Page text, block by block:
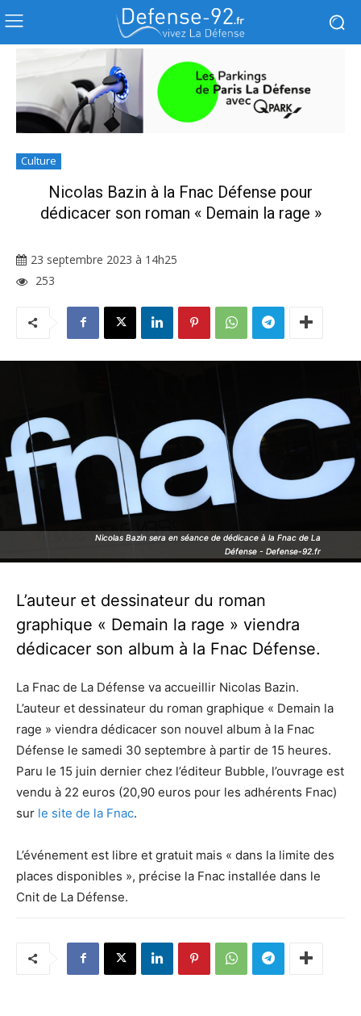
Culture
Nicolas Bazin à la Fnac Défense pour
dédicacer son roman « Demain la rage »
23 septembre 2023 à 14h25
253
Nicolas Bazin sera en séance de dédicace à la Fnac de La
Défense - Defense-92.fr
Nicolas Bazin sera en séance de dédicace à la Fnac de La
Défense - Defense-92.fr
L’auteur et dessinateur du roman
graphique « Demain la rage » viendra
dédicacer son album à la Fnac Défense.
La Fnac de La Défense va accueillir Nicolas Bazin.
L’auteur et dessinateur du roman graphique « Demain la
rage » viendra dédicacer son nouvel album à la Fnac
Défense le samedi 30 septembre à partir de 15 heures.
Paru le 15 juin dernier chez l’éditeur Bubble, l’ouvrage est
vendu à 22 euros (20,90 euros pour les adhérents Fnac)
sur le site de la Fnac.
L’événement est libre et gratuit mais « dans la limite des
places disponibles », précise la Fnac installée dans le
Cnit de La Défense.